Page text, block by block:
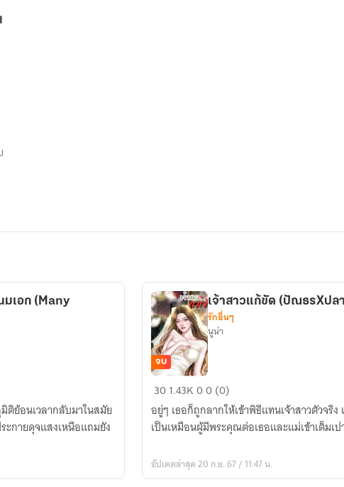
มเอก (Many
ย้อนเวลากลับมาในสมัย
ะกายดุจแสงเหนือแถมยัง
เจ้า
สาว
แก้ขัด
(ปัณ
ฝน)
จบ
เจ้าสาวแก้ขัด (ปัณธรXปล
รักอื่นๆ
นูน่า
301.43K00 (0)
อยู่ๆ เธอก็ถูกลากให้เข้าพิธีแทนเจ้าสาวตัวจริ
เป็นเหมือนผู้มีพระคุณต่อเธอและแม่เข้าเต็มเ
อัปเดตล่าสุด 20 ก.ย. 67 / 11:47 น.